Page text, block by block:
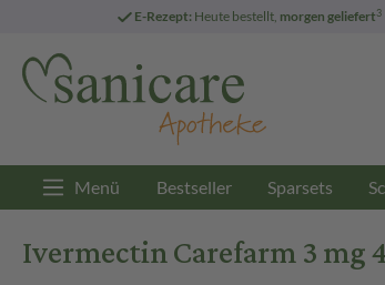
E-Rezept: Heute bestellt, morgen geliefert3
Menü Bestseller Sparsets
Ivermectin Carefarm 3 mg